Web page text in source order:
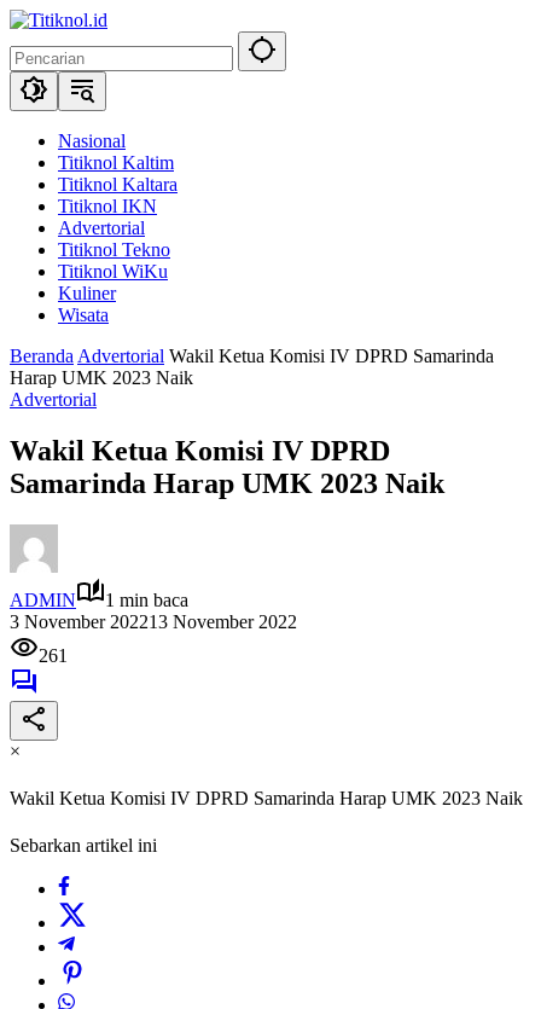
Langsung
konten
Nasional
Titiknol Kaltim
Titiknol Kaltara
Titiknol IKN
Advertorial
Titiknol Tekno
Titiknol WiKu
Kuliner
Wisata
Beranda Advertorial Wakil Ketua Komisi IV DPRD Samarinda
Harap UMK 2023 Naik
Advertorial
Wakil Ketua Komisi IV DPRD
Samarinda Harap UMK 2023 Naik
ADMIN
1 min baca
3 November 202213 November 2022
261
×
Wakil Ketua Komisi IV DPRD Samarinda Harap UMK 2023 Naik
Sebarkan artikel ini